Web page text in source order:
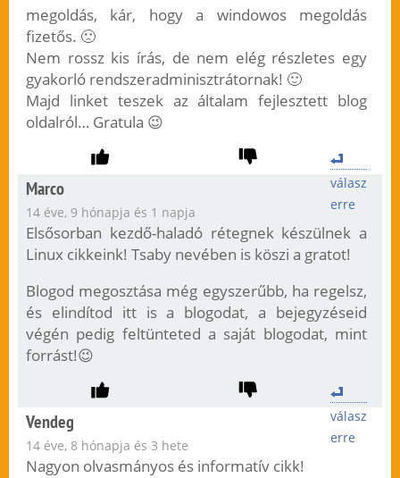
megoldás, kár, hogy a windowos megoldás
fizetős. 🙁
Nem rossz kis írás, de nem elég részletes egy
gyakorló rendszeradminisztrátornak! 🙂
Majd linket teszek az általam fejlesztett blog
oldalról… Gratula 😉
válasz
erre
Marco
14 éve, 9 hónapja és 1 napja
Elsősorban kezdő-haladó rétegnek készülnek a
Linux cikkeink! Tsaby nevében is köszi a gratot!
Blogod megosztása még egyszerűbb, ha regelsz,
és elindítod itt is a blogodat, a bejegyzéseid
végén pedig feltünteted a saját blogodat, mint
forrást!😉
válasz
erre
Vendeg
14 éve, 8 hónapja és 3 hete
Nagyon olvasmányos és informatív cikk!